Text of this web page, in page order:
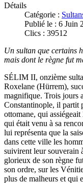
Détails
Catégorie :
Publié le : 6 Juin
Clics : 39512
Un sultan que certains
mais dont le règne fut
SÉLIM II, onzième
Roxelane (Hürrem),
magnifique. Trois jours
Constantinople, il partit
ottomane, qui
qui était venu à sa
lui représenta que la
dans cette ville les
suivirent leur souverain
glorieux de son règne
son ordre, sur les
plus de malheurs et qui